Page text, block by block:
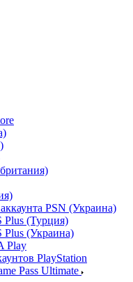
PSN (Украина)
Plus (Турция)
Plus (Украина)
Play
PlayStation
Pass Ultimate